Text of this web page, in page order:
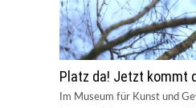
Platz da! Jetzt kommt
Im Museum für Kunst und